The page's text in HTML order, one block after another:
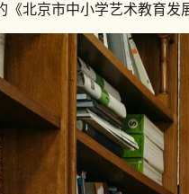
《北京市中小学艺术教育